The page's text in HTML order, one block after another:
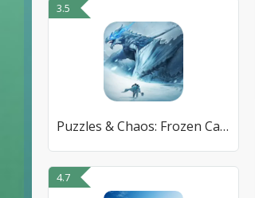
3.5
Puzzles & Chaos: Frozen Castle
4.7